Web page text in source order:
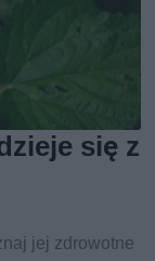
się z
jej zdrowotne